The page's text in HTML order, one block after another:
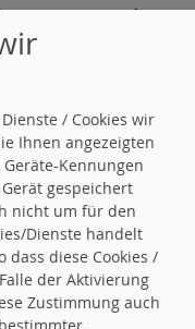
entpannt die
Ortsverein
/ Cookies wir
Ihnen angezeigten
Kennungen
gespeichert
nicht um für den
Dienste handelt
dass diese Cookies /
der Aktivierung
Zustimmung auch